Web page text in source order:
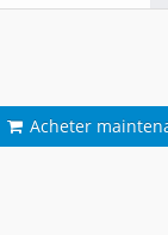
Acheter